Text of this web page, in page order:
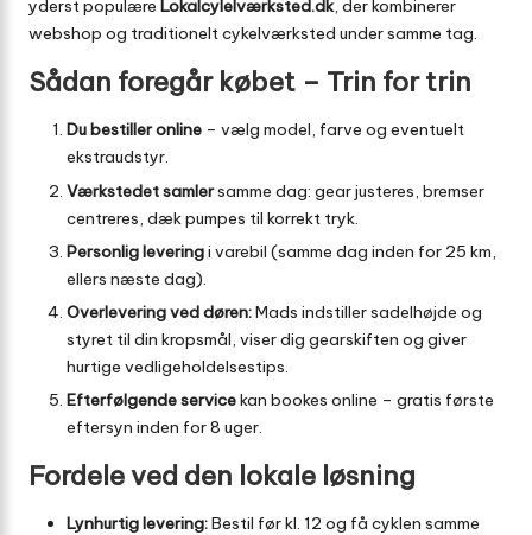
yderst populære Lokalcylelværksted.dk, der kombinerer
webshop og traditionelt cykelværksted under samme tag.
Sådan foregår købet – Trin for trin
Du bestiller online – vælg model, farve og eventuelt
ekstraudstyr.
Værkstedet samlersamme dag: gear justeres, bremser
centreres, dæk pumpes til korrekt tryk.
Personlig leveringi varebil (samme dag inden for 25 km,
ellers næste dag).
Overlevering ved døren:Mads indstiller sadelhøjde og
styret til din kropsmål, viser dig gearskiften og giver
hurtige vedligeholdelsestips.
Efterfølgende servicekan bookes online – gratis første
eftersyn inden for 8 uger.
Fordele ved den lokale løsning
Lynhurtig levering:Bestil før kl. 12 og få cyklen samme